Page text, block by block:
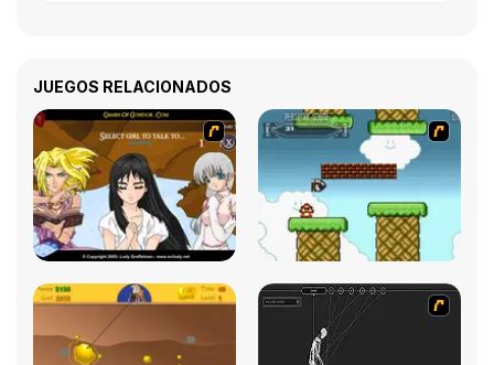
JUEGOS RELACIONADOS